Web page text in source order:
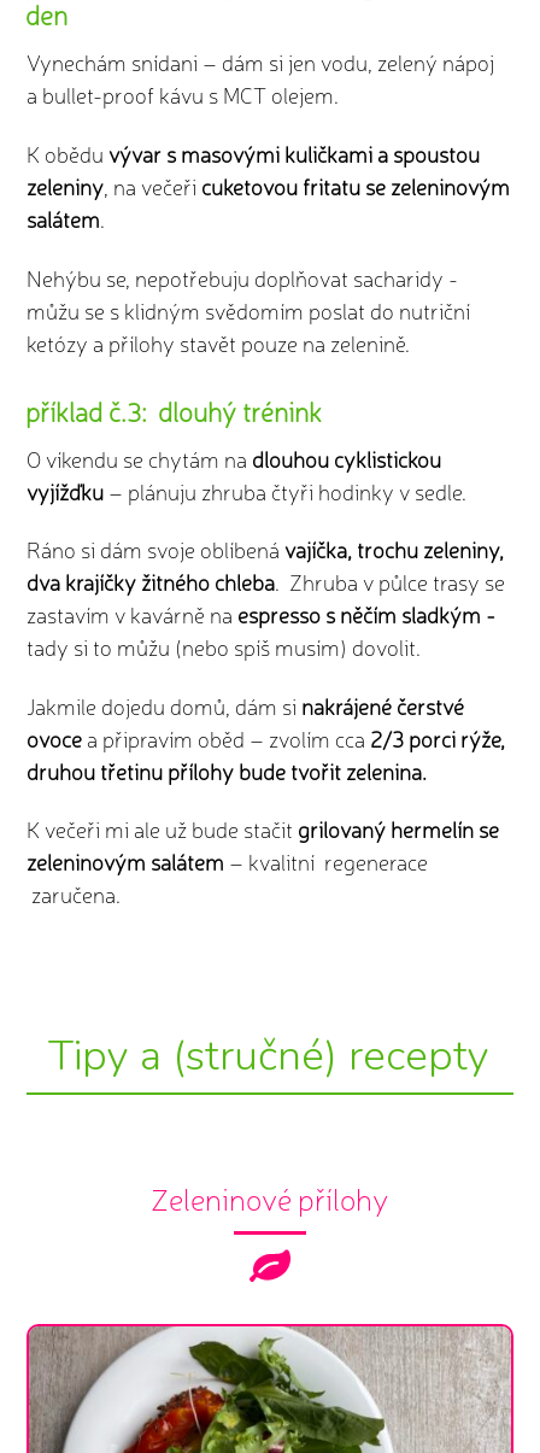
den
Vynechám snídani – dám si jen vodu, zelený nápoj
a bullet-proof kávu s MCT olejem.
K obědu vývar s masovými kuličkami a spoustou
zeleniny , na večeři cuketovou fritatu se zeleninovým
salátem.
Nehýbu se, nepotřebuju doplňovat sacharidy -
můžu se s klidným svědomím poslat do nutriční
ketózy a přílohy stavět pouze na zelenině.
příklad č.3: dlouhý trénink
O víkendu se chytám na dlouhou cyklistickou
vyjížďku – plánuju zhruba čtyři hodinky v sedle.
Ráno si dám svoje oblíbenávajíčka, trochu zeleniny,
dva krajíčky žitného chleba. Zhruba v půlce trasy se
zastavím v kavárně na espresso s něčím sladkým -
tady si to můžu (nebo spíš musím) dovolit.
Jakmile dojedu domů, dám si nakrájené čerstvé
ovoce a připravím oběd – zvolím cca 2/3 porci rýže,
druhou třetinu přílohy bude tvořit zelenina.
K večeři mi ale už bude stačit grilovaný hermelín se
zeleninovým salátem – kvalitní regenerace
zaručena.
Tipy a (stručné) recepty
Zeleninové přílohy